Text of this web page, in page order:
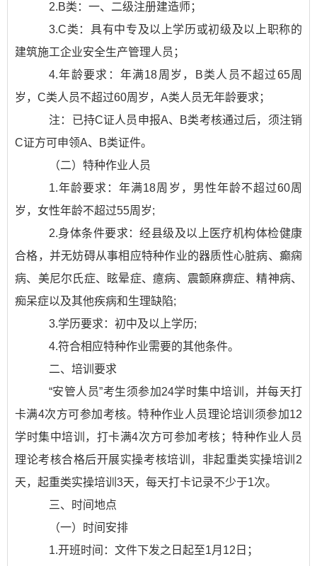
2.B类：一、二级注册建造师；
3.C类：具有中专及以上学历或初级及以上职称的
建筑施工企业安全生产管理人员；
4.年龄要求：年满18周岁，B类人员不超过65周
岁，C类人员不超过60周岁，A类人员无年龄要求；
注：已持C证人员申报A、B类考核通过后，须注销
C证方可申领A、B类证件。
（二）特种作业人员
1.年龄要求：年满18周岁，男性年龄不超过60周
岁，女性年龄不超过55周岁;
2.身体条件要求：经县级及以上医疗机构体检健康
合格，并无妨碍从事相应特种作业的器质性心脏病、癫痫
病、美尼尔氏症、眩晕症、癔病、震颤麻痹症、精神病、
痴呆症以及其他疾病和生理缺陷;
3.学历要求：初中及以上学历;
4.符合相应特种作业需要的其他条件。
二、培训要求
“安管人员”考生须参加24学时集中培训，并每天打
卡满4次方可参加考核。特种作业人员理论培训须参加12
学时集中培训，打卡满4次方可参加考核；特种作业人员
理论考核合格后开展实操考核培训，非起重类实操培训2
天，起重类实操培训3天，每天打卡记录不少于1次。
三、时间地点
（一）时间安排
1.开班时间：文件下发之日起至1月12日；